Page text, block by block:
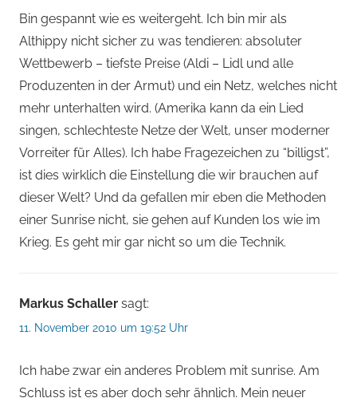
Bin gespannt wie es weitergeht. Ich bin mir als
Althippy nicht sicher zu was tendieren: absoluter
Wettbewerb – tiefste Preise (Aldi – Lidl und alle
Produzenten in der Armut) und ein Netz, welches nicht
mehr unterhalten wird. (Amerika kann da ein Lied
singen, schlechteste Netze der Welt, unser moderner
Vorreiter für Alles). Ich habe Fragezeichen zu “billigst”,
ist dies wirklich die Einstellung die wir brauchen auf
dieser Welt? Und da gefallen mir eben die Methoden
einer Sunrise nicht, sie gehen auf Kunden los wie im
Krieg. Es geht mir gar nicht so um die Technik.
Markus Schaller sagt:
11. November 2010 um 19:52 Uhr
Ich habe zwar ein anderes Problem mit sunrise. Am
Schluss ist es aber doch sehr ähnlich. Mein neuer